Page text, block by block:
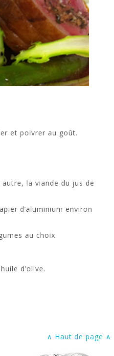
et poivrer au goût.
la viande du jus de
d’aluminium environ
au choix.
d’olive.
∧ Haut de page ∧